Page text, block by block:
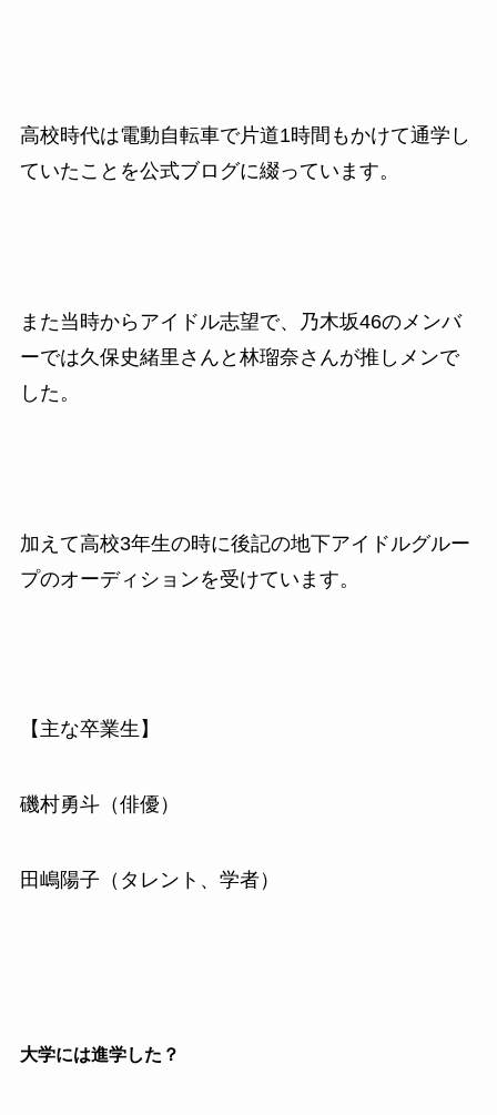
高校時代は電動自転車で片道1時間もかけて通学し
ていたことを公式ブログに綴っています。
また当時からアイドル志望で、乃木坂46のメンバ
ーでは久保史緒里さんと林瑠奈さんが推しメンで
した。
加えて高校3年生の時に後記の地下アイドルグルー
プのオーディションを受けています。
【主な卒業生】
磯村勇斗（俳優）
田嶋陽子（タレント、学者）
大学には進学した？